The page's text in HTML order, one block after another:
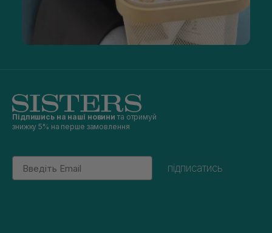
Підпишись на наші новини та отримуй
знижку 5% на перше замовлення
Email
підписатись